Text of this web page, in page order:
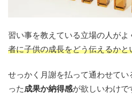
習い事を教えている立場の人がよ
者に子供の成長をどう伝えるかと
せっかく月謝を払って通わせて
った成果か納得感が欲しいわけで